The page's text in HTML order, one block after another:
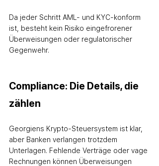
Da jeder Schritt AML- und KYC-konform
ist, besteht kein Risiko eingefrorener
Überweisungen oder regulatorischer
Gegenwehr.
Compliance: Die Details, die
zählen
Georgiens Krypto-Steuersystem ist klar,
aber Banken verlangen trotzdem
Unterlagen. Fehlende Verträge oder vage
Rechnungen können Überweisungen